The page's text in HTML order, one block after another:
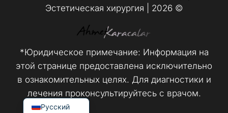
Эстетическая хирургия | 2026 ©️
*Юридическое примечание: Информация на
этой странице предоставлена исключительно
в ознакомительных целях. Для диагностики и
лечения проконсультируйтесь с врачом.
Русский
Türkçe
English (UK)
Deutsch
العربية